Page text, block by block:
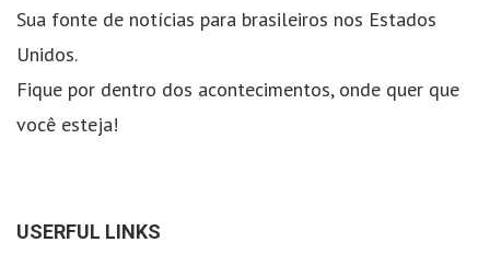
Sua fonte de notícias para brasileiros nos Estados
Unidos.
Fique por dentro dos acontecimentos, onde quer que
você esteja!
USERFUL LINKS